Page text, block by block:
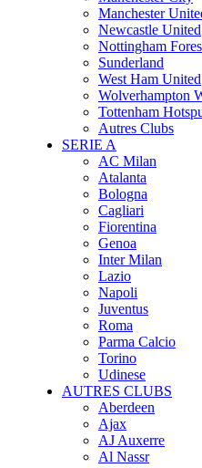
Manchester
Newcastle United
Nottingham
Sunderland
West Ham United
Wolverhampton
Tottenham
Autres Clubs
SERIE A
AC Milan
Atalanta
Bologna
Cagliari
Fiorentina
Genoa
Inter Milan
Lazio
Napoli
Juventus
Roma
Parma Calcio
Torino
Udinese
AUTRES CLUBS
Aberdeen
Ajax
AJ Auxerre
Al Nassr